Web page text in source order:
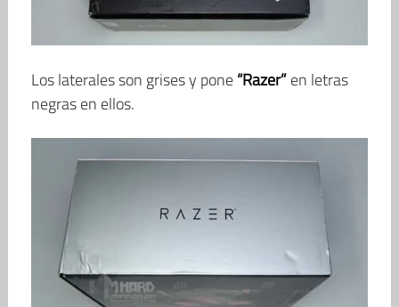
Los laterales son grises y pone“Razer”en letras
negras en ellos.